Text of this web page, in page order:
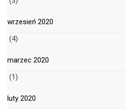
wrzesień 2020
(4)
marzec 2020
(1)
luty 2020